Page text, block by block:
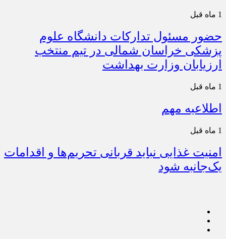
1 ماه قبل
حضور مسئول تدارکات دانشگاه علوم
پزشکی خراسان شمالی در تیم منتخب
ارزیابان وزارت بهداشت
1 ماه قبل
اطلاعیه مهم
1 ماه قبل
امنیت غذایی نباید قربانی تحریم‌ها و اقدامات
یک‌جانبه شود